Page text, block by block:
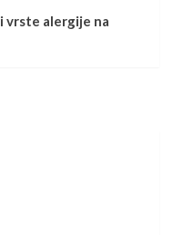
vrste alergije na